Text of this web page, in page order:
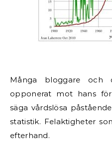
Många bloggare och
opponerat mot hans
säga vårdslösa
statistik. Felaktigheter
efterhand.